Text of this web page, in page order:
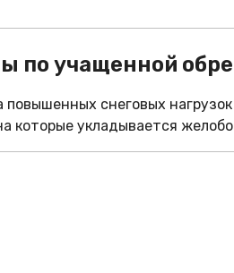
по учащенной
снеговых
которые укладывается